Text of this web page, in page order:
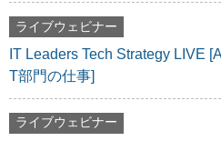
ライブウェビナー
IT Leaders Tech Strategy LIVE
T部門の仕事]
ライブウェビナー